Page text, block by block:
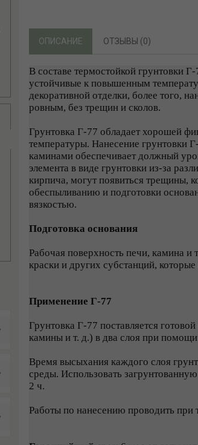
ОПИСАНИЕ ОТЗЫВЫ (0)
В составе термостойкой грунтовки
устойчивые к повышенным
декоративной отделки, более того,
ровным, без трещин и сколов.
Грунтовка Г-77 обладает хорошей
температуры. Нанесение грунтовки
каминами обеспечивает должный
элемента в виде грунтовки из-за
кирпича, могут появиться трещины,
обеспыливанию и подготовки
вязкостью.
Подготовка основания
Рабочая поверхность печи, камина
краски и других субстанций,
Применение Г-77
Грунтовка Г-77 поставляется
камины и т. д.) в два слоя при помощи
Время высыхания каждого слоя
среды. Использовать
2 ч.
Работы по нанесению проводить